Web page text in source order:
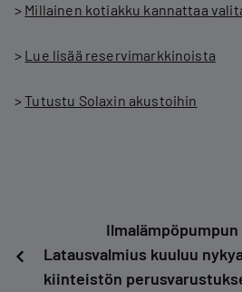
> Millainen kotiakku kannattaa
> Lue lisää reservimarkkinoista
>Tutustu Solaxin akustoihin
Artikkelien
selausLatausvalmius kuuluu
kiinteistön